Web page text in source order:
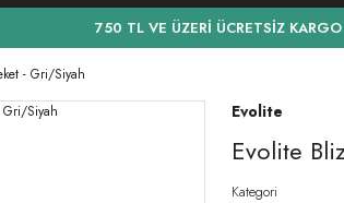
750 TL VE ÜZERİ ÜCRETSİZ KARGO
- Gri/Siyah
Evolite
Evolite
Kategori